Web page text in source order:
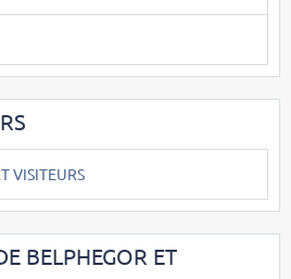
VISITEURS
BELPHEGOR ET